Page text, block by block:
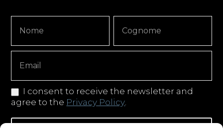
Signup
Copy
I consent to receive the newsletter and
agree to the Privacy Policy